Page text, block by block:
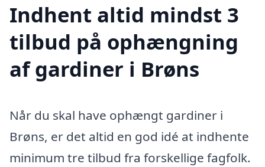
Indhent altid mindst 3
tilbud på ophængning
af gardiner i Brøns
Når du skal have ophængt gardiner i
Brøns, er det altid en god idé at indhente
minimum tre tilbud fra forskellige fagfolk.